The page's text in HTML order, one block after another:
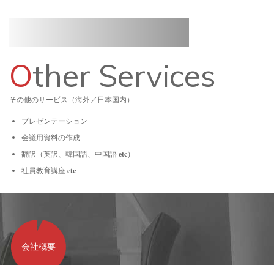
Other Services
その他のサービス（海外／日本国内）
プレゼンテーション
会議用資料の作成
翻訳（英訳、韓国語、中国語 etc）
社員教育講座 etc
会社概要